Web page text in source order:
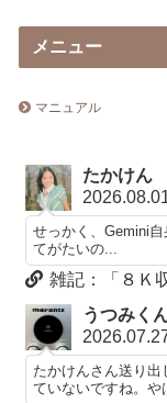
メニュー
マニュアル
たかけん
せっかく、Gemini
てがたいの...
雑記：「８Ｋ
うつみく
たかけんさん送り出
ていないですね。や